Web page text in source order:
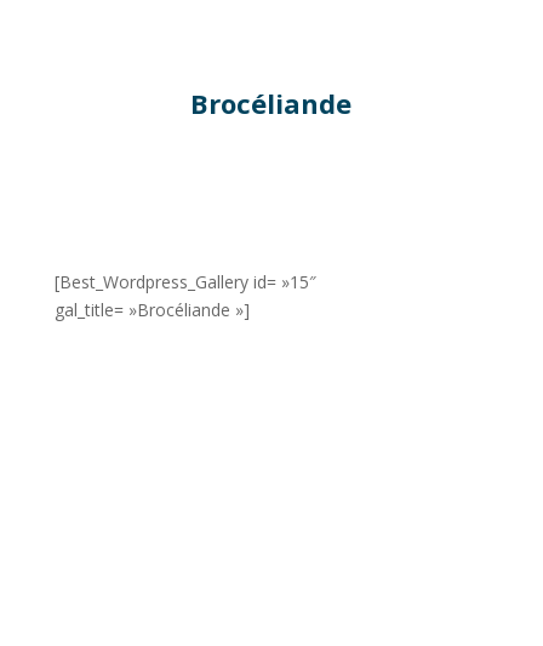
Brocéliande
[Best_Wordpress_Gallery id= »15″
gal_title= »Brocéliande »]